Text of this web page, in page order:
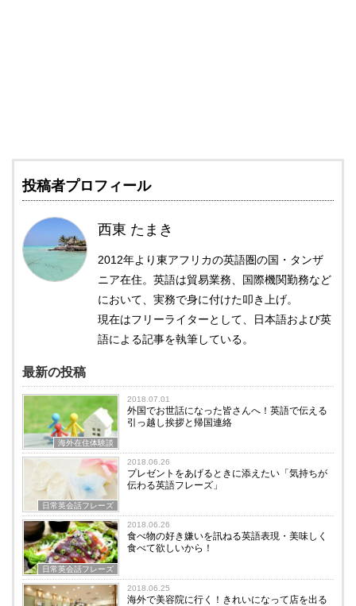
投稿者プロフィール
西東 たまき
2012年より東アフリカの英語圏の国・タンザ
ニア在住。英語は貿易業務、国際機関勤務など
において、実務で身に付けた叩き上げ。
現在はフリーライターとして、日本語および英
語による記事を執筆している。
最新の投稿
海外在住体験談
2018.07.01
外国でお世話になった皆さんへ！英語で伝える
引っ越し挨拶と帰国連絡
日常英会話フレーズ
2018.06.26
プレゼントをあげるときに添えたい「気持ちが
伝わる英語フレーズ」
日常英会話フレーズ
2018.06.26
食べ物の好き嫌いを訊ねる英語表現・美味しく
食べて欲しいから！
2018.06.25
海外で美容院に行く！きれいになって店を出る